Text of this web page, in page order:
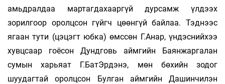
амьдралдаа мартагдахааргүй дурсамж үлдээх
зорилгоор оролцсон гүйгч цөөнгүй байлаа. Тэднээс
ягаан тути (цэцэгт юбка) өмссөн Г.Анар, үндэснийхээ
хувцсаар гоёсон Дундговь аймгийн Баянжаргалан
сумын харьяат Г.БатЭрдэнэ, мөн бөхийн зодог
шуудагтай оролцсон Булган аймгийн Дашинчилэн